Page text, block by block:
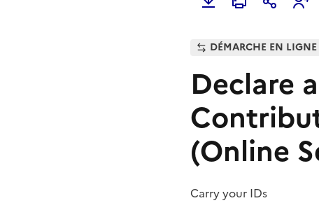
DÉMARCHE EN LIGNE
Declare
(Online
Carry your IDs